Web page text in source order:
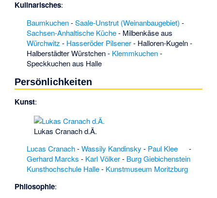
Grabhügel von Lettin
·Grabhügel von
Tröbsdorf·
Grenzstein
Grimme (Zerbst)·
Großsteingrab Lüge
·Großsteingrab
Lütnitz·
Kulinarisches:
Baumkuchen-Saale-Unstrut (Weinanbaugebiet) -
Sachsen-Anhaltische Küche- Milbenkäseaus
Würchwitz - Hasseröder Pilsener- Halloren-Kugeln-
Halberstädter Würstchen- Klemmkuchen-
Speckkuchen aus Halle
Persönlichkeiten
Kunst:
Lukas Cranach d.Ä.
Lucas Cranach-Wassily Kandinsky - Paul Klee
-
Gerhard Marcks - Karl Völker- Burg Giebichenstein
Kunsthochschule Halle- Kunstmuseum Moritzburg
Philosophie: